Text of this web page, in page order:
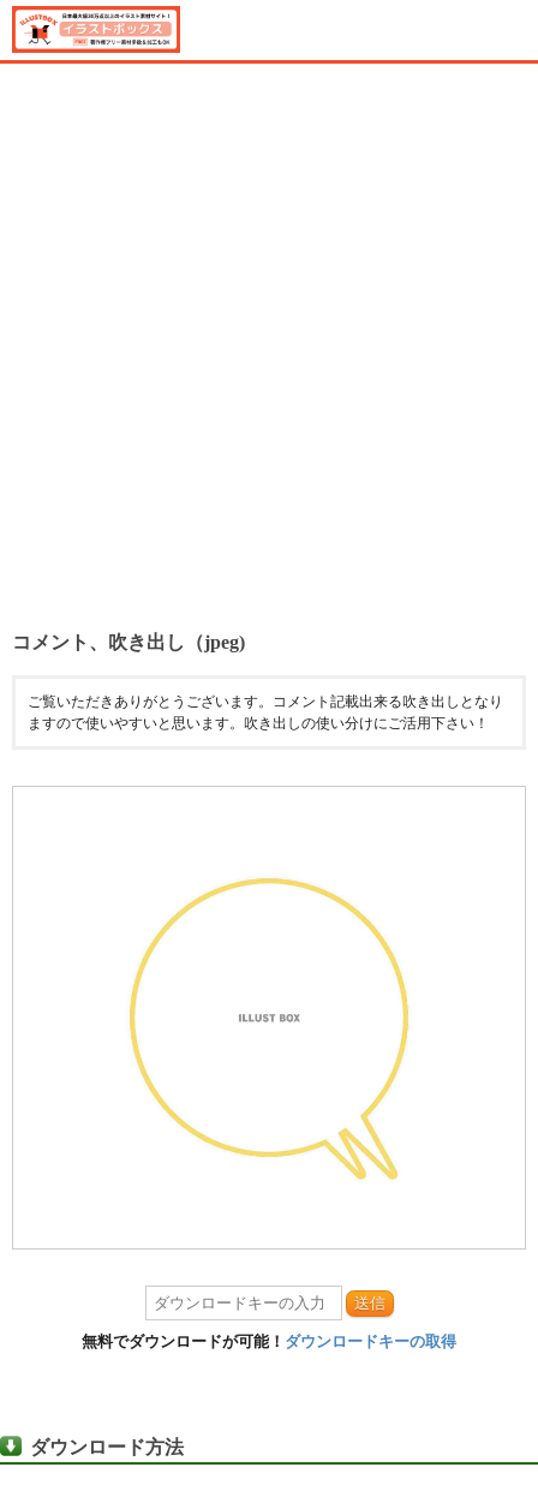
コメント、吹き出し（jpeg)
ご覧いただきありがとうございます。コメント記載出来る吹き出しとなり
ますので使いやすいと思います。吹き出しの使い分けにご活用下さい！
送信
無料でダウンロードが可能！ ダウンロードキーの取得
ダウンロード方法